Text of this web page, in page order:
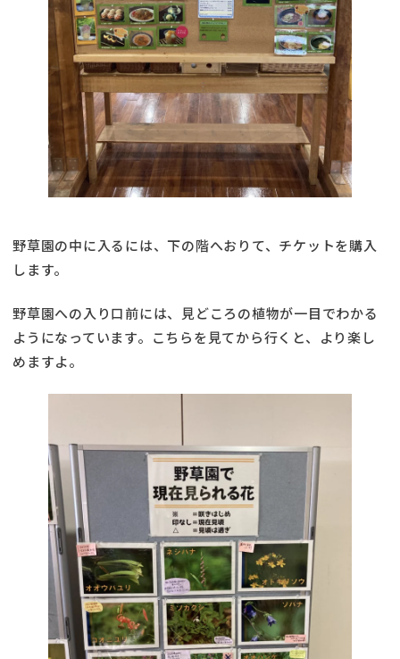
野草園の中に入るには、下の階へおりて、チケットを購入
します。
野草園への入り口前には、見どころの植物が一目でわかる
ようになっています。こちらを見てから行くと、より楽し
めますよ。